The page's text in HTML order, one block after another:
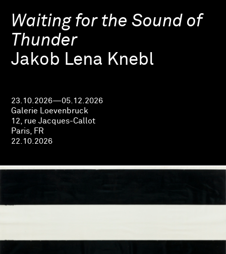
Waiting for the Sound of
Thunder
Jakob Lena Knebl
23.10.2026—05.12.2026
Galerie Loevenbruck
12, rue Jacques-Callot
Paris, FR
22.10.2026